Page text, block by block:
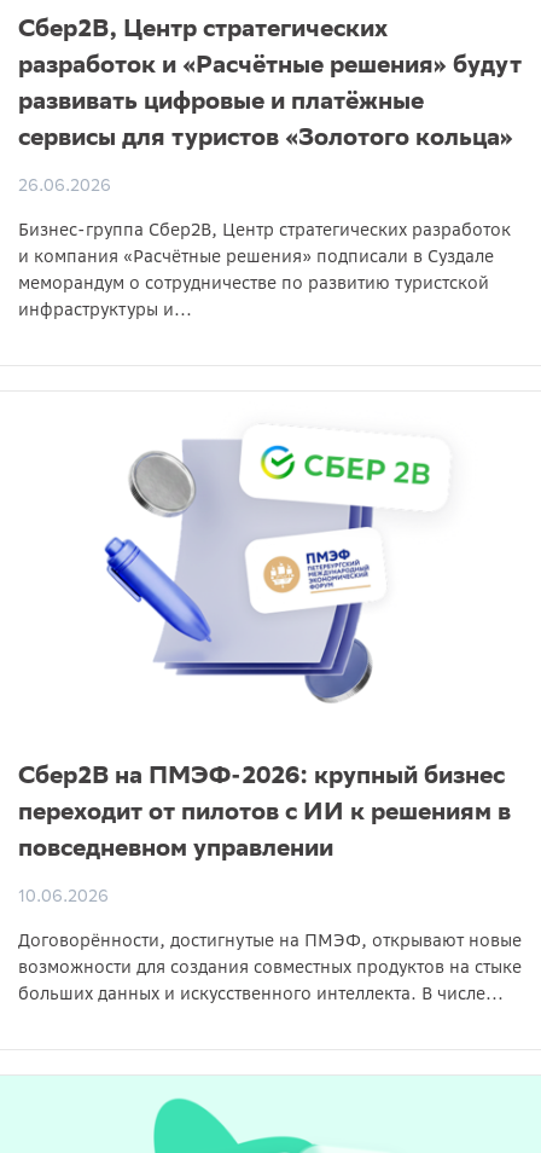
Сбер2B, Центр стратегических
разработок и «Расчётные решения» будут
развивать цифровые и платёжные
сервисы для туристов «Золотого кольца»
26.06.2026
Бизнес-группа Сбер2B, Центр стратегических разработок
и компания «Расчётные решения» подписали в Суздале
меморандум о сотрудничестве по развитию туристской
инфраструктуры и...
Сбер2B на ПМЭФ-2026: крупный бизнес
переходит от пилотов с ИИ к решениям в
повседневном управлении
10.06.2026
Договорённости, достигнутые на ПМЭФ, открывают новые
возможности для создания совместных продуктов на стыке
больших данных и искусственного интеллекта. В числе...